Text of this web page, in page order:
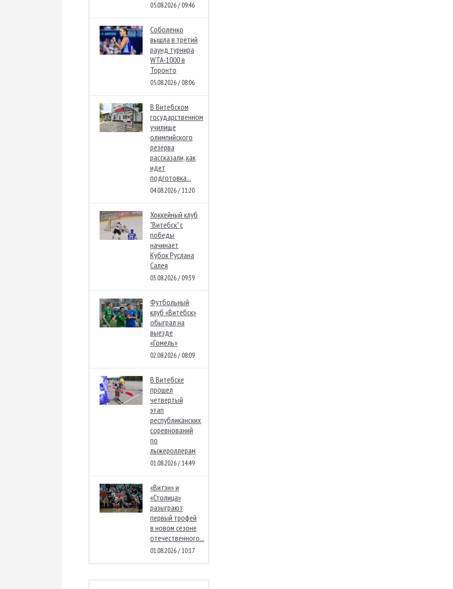
05.08.2026 / 09:46
Соболенко
вышла в третий
раунд турнира
WTA-1000 в
Торонто
05.08.2026 / 08:06
В Витебском
государственном
училище
олимпийского
резерва
рассказали, как
идет
подготовка...
04.08.2026 / 11:20
Хоккейный клуб
"Витебск" с
победы
начинает
Кубок Руслана
Салея
03.08.2026 / 09:39
Футбольный
клуб «Витебск»
обыграл на
выезде
«Гомель»
02.08.2026 / 08:09
В Витебске
прошел
четвертый
этап
республиканских
соревнований
по
лыжероллерам
01.08.2026 / 14:49
«Витэн» и
«Столица»
разыграют
первый трофей
в новом сезоне
отечественного...
01.08.2026 / 10:17